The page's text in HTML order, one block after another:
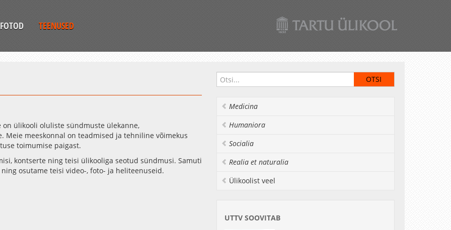
FOTOD TEENUSED
ülikooli oluliste sündmuste ülekanne,
meeskonnal on teadmised ja tehniline võimekus
toimumise paigast.
kontserte ning teisi ülikooliga seotud sündmusi. Samuti
osutame teisi video-, foto- ja heliteenuseid.
Medicina
Humaniora
Socialia
Realia et naturalia
Ülikoolist veel
UTTV SOOVITAB